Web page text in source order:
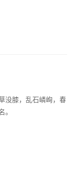
没膝，乱石嶙峋，春
。